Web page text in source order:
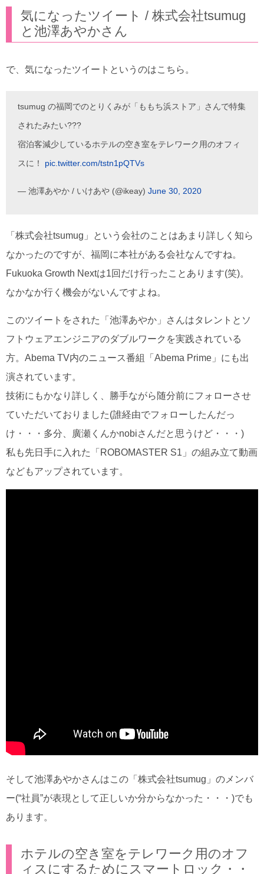
気になったツイート / 株式会社tsumug
と池澤あやかさん
で、気になったツイートというのはこちら。
tsumug の福岡でのとりくみが「ももち浜ストア」さんで特集
されたみたい???
宿泊客減少しているホテルの空き室をテレワーク用のオフィ
スに！ pic.twitter.com/tstn1pQTVs
— 池澤あやか / いけあや (@ikeay) June 30, 2020
「株式会社tsumug」という会社のことはあまり詳しく知ら
なかったのですが、福岡に本社がある会社なんですね。
Fukuoka Growth Nextは1回だけ行ったことあります(笑)。
なかなか行く機会がないんですよね。
このツイートをされた「池澤あやか」さんはタレントとソ
フトウェアエンジニアのダブルワークを実践されている
方。Abema TV内のニュース番組「Abema Prime」にも出
演されています。
技術にもかなり詳しく、勝手ながら随分前にフォローさせ
ていただいておりました(誰経由でフォローしたんだっ
け・・・多分、廣瀬くんかnobiさんだと思うけど・・・)
私も先日手に入れた「ROBOMASTER S1」の組み立て動画
などもアップされています。
そして池澤あやかさんはこの「株式会社tsumug」のメンバ
ー(“社員”が表現として正しいか分からなかった・・・)でも
あります。
ホテルの空き室をテレワーク用のオフ
ィスにするためにスマートロック・・